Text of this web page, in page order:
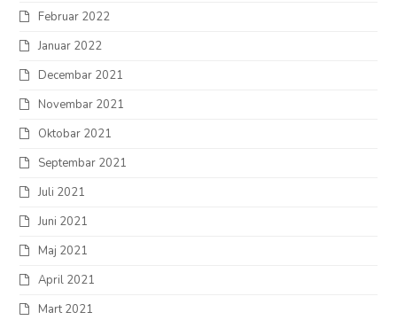
Februar 2022
Januar 2022
Decembar 2021
Novembar 2021
Oktobar 2021
Septembar 2021
Juli 2021
Juni 2021
Maj 2021
April 2021
Mart 2021